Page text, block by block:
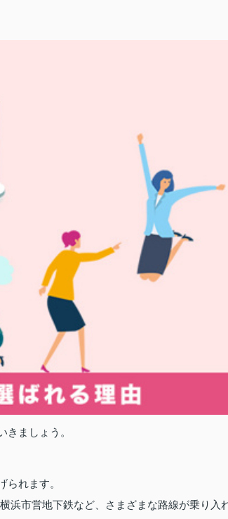
ましょう。
れます。
浜市営地下鉄など、さまざまな路線が乗り入